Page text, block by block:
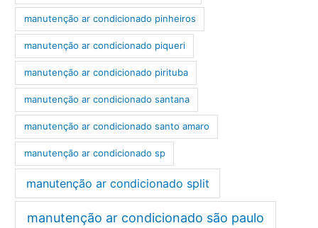
manutenção ar condicionado pinheiros
manutenção ar condicionado piqueri
manutenção ar condicionado pirituba
manutenção ar condicionado santana
manutenção ar condicionado santo amaro
manutenção ar condicionado sp
manutenção ar condicionado split
manutenção ar condicionado são paulo